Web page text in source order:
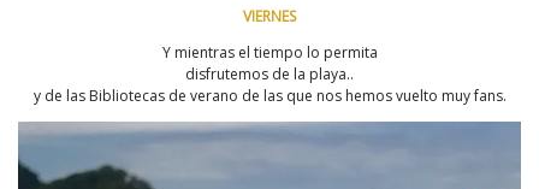
VIERNES
Y mientras el tiempo lo permita
disfrutemos de la playa..
y de las Bibliotecas de verano de las que nos hemos vuelto muy fans.